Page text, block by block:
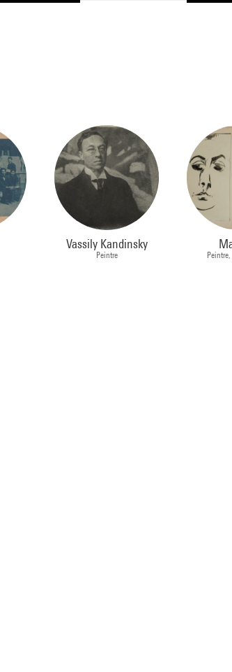
Vassily Kandinsky
Peintre